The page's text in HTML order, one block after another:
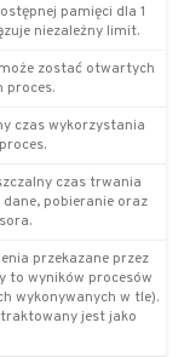
pamięci dla 1
niezależny limit.
zostać otwartych
proces.
czas wykorzystania
czas trwania
pobieranie oraz
przekazane przez
to wyników procesów
wykonywanych w tle).
jest jako